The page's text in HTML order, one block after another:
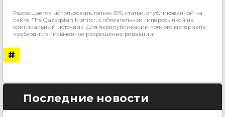
Разрешается использовать только 30% статьи, опубликованной на
сайте The Qazaqstan Monitor, с обязательной гиперссылкой на
оригинальный источник. Для перепубликации полного материала
необходимо письменное разрешение редакции.
#
Последние новости